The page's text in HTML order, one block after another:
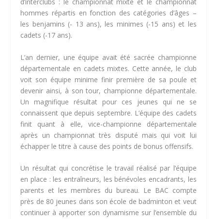
hommes répartis en fonction des catégories d’âges –
les benjamins (- 13 ans), les minimes (-15 ans) et les
cadets (-17 ans).
L’an dernier, une équipe avait été sacrée championne
départementale en cadets mixtes. Cette année, le club
voit son équipe minime finir première de sa poule et
devenir ainsi, à son tour, championne départementale.
Un magnifique résultat pour ces jeunes qui ne se
connaissent que depuis septembre. L’équipe des cadets
finit quant à elle, vice-championne départementale
après un championnat très disputé mais qui voit lui
échapper le titre à cause des points de bonus offensifs.
Un résultat qui concrétise le travail réalisé par l’équipe
en place : les entraîneurs, les bénévoles encadrants, les
parents et les membres du bureau. Le BAC compte
près de 80 jeunes dans son école de badminton et veut
continuer à apporter son dynamisme sur l’ensemble du